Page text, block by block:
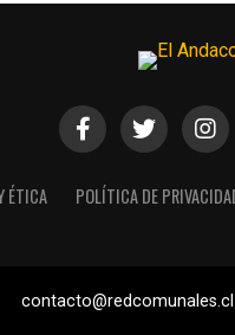
ÉTICA POLÍTICA DE